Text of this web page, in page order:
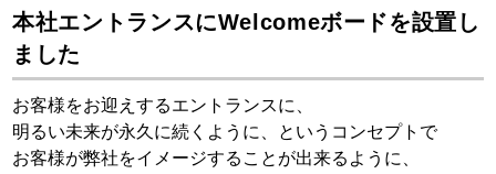
本社エントランスにWelcomeボードを設置し
ました
お客様をお迎えするエントランスに、
明るい未来が永久に続くように、というコンセプトで
お客様が弊社をイメージすることが出来るように、